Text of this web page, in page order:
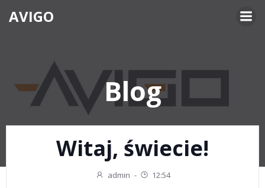
AVIGO
Blog
Witaj, świecie!
admin - 12:54